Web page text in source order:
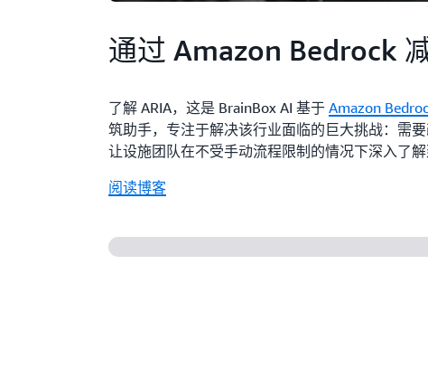
通过 Amazon Bedrock
了解 ARIA，这是 BrainBox AI 基于Amazon
筑助手，专注于解决该行业面临的巨大挑战：需
让设施团队在不受手动流程限制的情况下深入了
阅读博客